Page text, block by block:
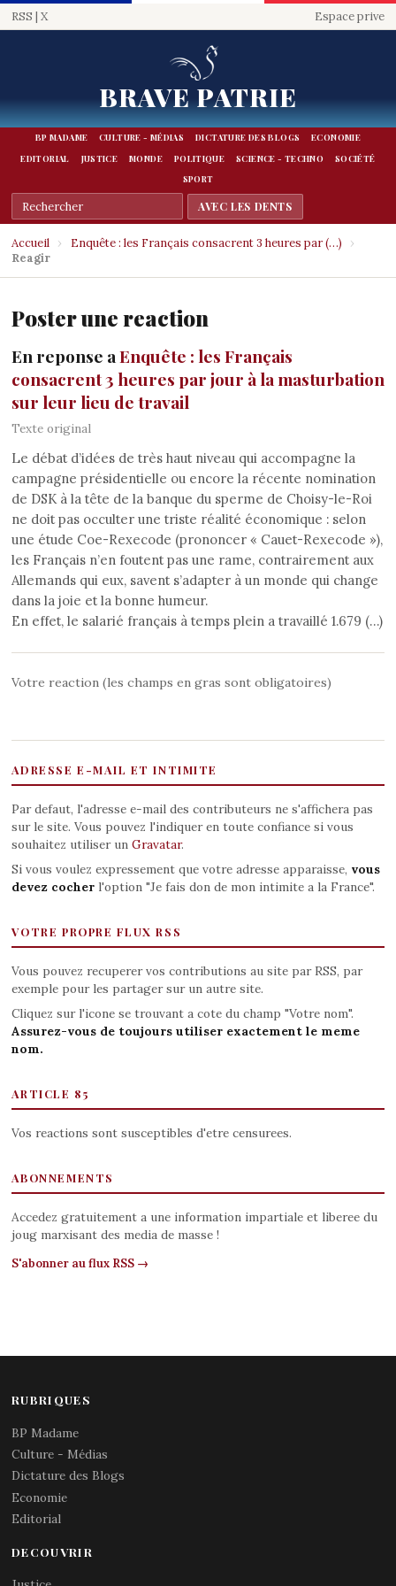
RSS | X Espace prive
BRAVE PATRIE
BP MADAME CULTURE - MÉDIAS DICTATURE DES BLOGS
ECONOMIE
EDITORIAL
JUSTICE MONDE POLITIQUE SCIENCE - TECHNO
SOCIÉTÉ
SPORT
Accueil › Enquête : les Français consacrent 3 heures par (…)
›
Reagir
Poster une reaction
En reponse aEnquête : les Français
consacrent 3 heures par jour à la masturbation
sur leur lieu de travail
Texte original
Le débat d’idées de très haut niveau qui accompagne la
campagne présidentielle ou encore la récente nomination
de DSK à la tête de la banque du sperme de Choisy-le-Roi
ne doit pas occulter une triste réalité économique : selon
une étude Coe-Rexecode (prononcer « Cauet-Rexecode »),
les Français n’en foutent pas une rame, contrairement aux
Allemands qui eux, savent s’adapter à un monde qui change
dans la joie et la bonne humeur.
En effet, le salarié français à temps plein a travaillé 1.679 (…)
Votre reaction (les champs en gras sont obligatoires)
ADRESSE E-MAIL ET INTIMITE
Par defaut, l'adresse e-mail des contributeurs ne s'affichera pas
sur le site. Vous pouvez l'indiquer en toute confiance si vous
souhaitez utiliser un Gravatar.
Si vous voulez expressement que votre adresse apparaisse, vous
devez cocherl'option "Je fais don de mon intimite a la France".
VOTRE PROPRE FLUX RSS
Vous pouvez recuperer vos contributions au site par RSS, par
exemple pour les partager sur un autre site.
Cliquez sur l'icone se trouvant a cote du champ "Votre nom".
Assurez-vous de toujours utiliser exactement le meme
nom.
ARTICLE 85
Vos reactions sont susceptibles d'etre censurees.
ABONNEMENTS
Accedez gratuitement a une information impartiale et liberee du
joug marxisant des media de masse !
S'abonner au flux RSS →
RUBRIQUES
BP Madame
Culture - Médias
Dictature des Blogs
Economie
Editorial
DECOUVRIR